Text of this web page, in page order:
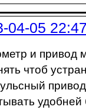
04-05
и привод
чтоб
удобней